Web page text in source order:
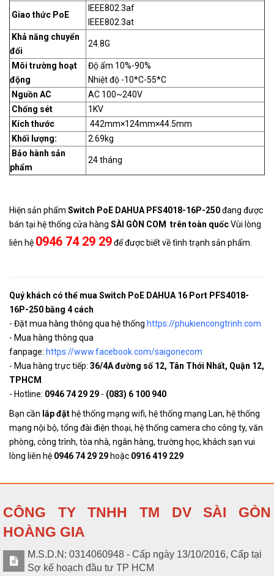
Giao thức PoE
IEEE802.3af
IEEE802.3at
Khả năng chuyển
đổi
24.8G
Môi trường hoạt
động
Độ ẩm 10%-90%
Nhiệt độ -10*C-55*C
Nguồn AC
AC 100~240V
Chống sét
1KV
Kích thước
442mm×124mm×44.5mm
Khối lượng:
2.69kg
Bảo hành sản
phẩm
24 tháng
Hiện sản phẩm Switch PoE DAHUA PFS4018-16P-250đang được
bán tại hệ thống cửa hàng SÀI GÒN COM trên toàn quốcVùi lòng
liên hệ 0946 74 29 29để được biết về tình trạnh sản phẩm.
Quý khách có thể mua Switch PoE DAHUA 16 Port PFS4018-
16P-250 bằng 4 cách
- Đặt mua hàng thông qua hệ thống https://phukiencongtrinh.com
- Mua hàng thông qua
fanpage: https://www.facebook.com/saigonecom
- Mua hàng trực tiếp: 36/4A đường số 12, Tân Thới Nhất, Quận 12,
TPHCM
- Hotline: 0946 74 29 29 - (083) 6 100 940
Bạn cần lắp đặt hệ thống mạng wifi, hệ thống mạng Lan, hệ thống
mạng nội bộ, tổng đài điện thoại, hệ thống camera cho công ty, văn
phòng, công trình, tòa nhà, ngân hàng, trường học, khách sạn vui
lòng liên hệ 0946 74 29 29 hoặc 0916 419 229
CÔNG TY TNHH TM DV SÀI GÒN
HOÀNG GIA
M.S.D.N: 0314060948 - Cấp ngày 13/10/2016, Cấp tại
Sợ kế hoạch đầu tư TP HCM